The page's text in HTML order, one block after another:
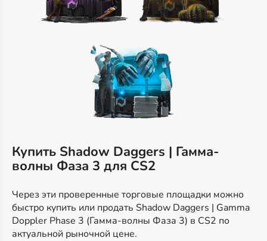
Купить Shadow Daggers | Гамма-
волны Фаза 3 для CS2
Через эти проверенные торговые площадки можно
быстро купить или продать Shadow Daggers | Gamma
Doppler Phase 3 (Гамма-волны Фаза 3) в CS2 по
актуальной рыночной цене.